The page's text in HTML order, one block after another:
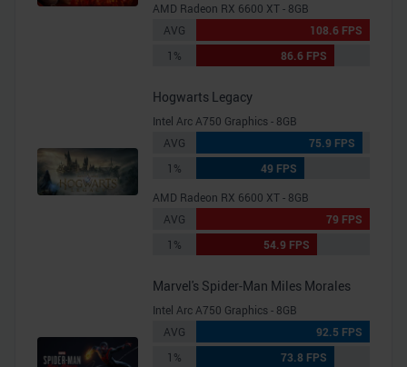
AMD Radeon RX 6600 XT - 8GB
AVG
108.6 FPS
1%
86.6 FPS
Hogwarts Legacy
Intel Arc A750 Graphics - 8GB
AVG
75.9 FPS
1%
49 FPS
AMD Radeon RX 6600 XT - 8GB
AVG
79 FPS
1%
54.9 FPS
Marvel's Spider-Man Miles Morales
Intel Arc A750 Graphics - 8GB
AVG
92.5 FPS
1%
73.8 FPS